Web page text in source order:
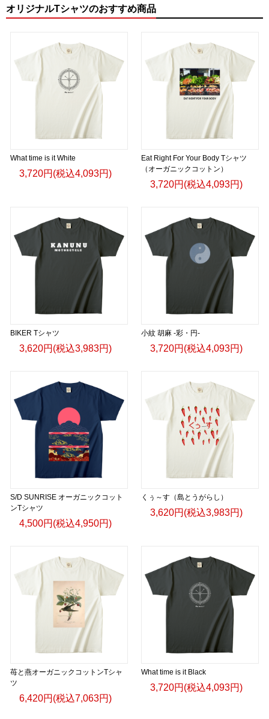
オリジナルTシャツのおすすめ商品
What time is it White
3,720円(税込4,093円)
Eat Right For Your Body Tシャツ
（オーガニックコットン）
3,720円(税込4,093円)
BIKER Tシャツ
3,620円(税込3,983円)
小紋 胡麻 -彩・円-
3,720円(税込4,093円)
S/D SUNRISE オーガニックコット
ンTシャツ
4,500円(税込4,950円)
くぅ～す（島とうがらし）
3,620円(税込3,983円)
苺と燕オーガニックコットンTシャ
ツ
6,420円(税込7,063円)
What time is it Black
3,720円(税込4,093円)